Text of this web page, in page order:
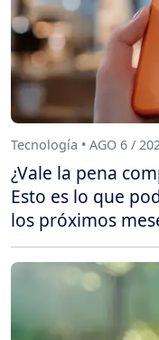
Tecnología • AGO 6 /
¿Vale la pena
Esto es lo que
los próximos